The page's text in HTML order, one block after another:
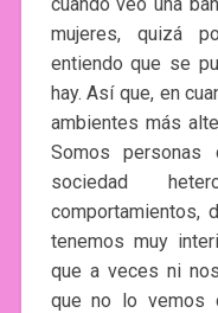
mujeres, quizá
entiendo que se
hay. Así que, en
ambientes más
Somos personas
sociedad
comportamientos,
tenemos muy
que a veces ni
que no lo vemos